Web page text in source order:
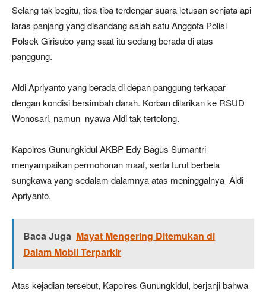
Selang tak begitu, tiba-tiba terdengar suara letusan senjata api
laras panjang yang disandang salah satu Anggota Polisi
Polsek Girisubo yang saat itu sedang berada di atas
panggung.
Aldi Apriyanto yang berada di depan panggung terkapar
dengan kondisi bersimbah darah. Korban dilarikan ke RSUD
Wonosari, namun nyawa Aldi tak tertolong.
Kapolres Gunungkidul AKBP Edy Bagus Sumantri
menyampaikan permohonan maaf, serta turut berbela
sungkawa yang sedalam dalamnya atas meninggalnya Aldi
Apriyanto.
Baca Juga Mayat Mengering Ditemukan di
Dalam Mobil Terparkir
Atas kejadian tersebut, Kapolres Gunungkidul, berjanji bahwa